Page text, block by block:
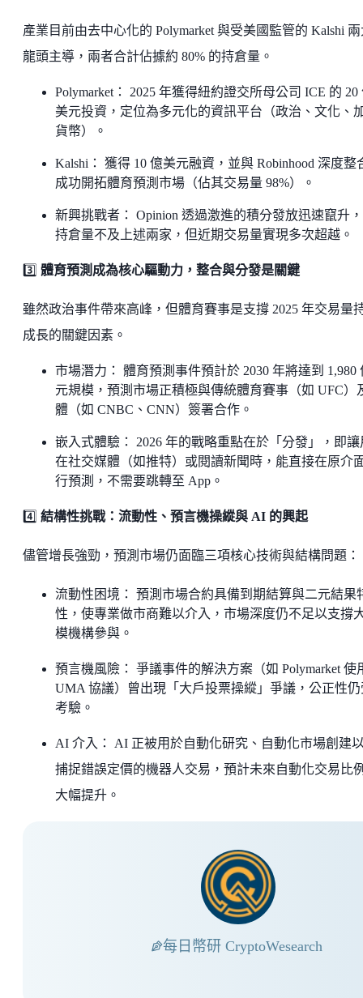
產業目前由去中心化的 Polymarket 與受美國監管的 Kalshi
龍頭主導，兩者合計佔據約 80% 的持倉量。
Polymarket： 2025 年獲得紐約證交所母公司 ICE 的 20
美元投資，定位為多元化的資訊平台（政治、文化、
貨幣）。
Kalshi： 獲得 10 億美元融資，並與 Robinhood 深度整
成功開拓體育預測市場（佔其交易量 98%）。
新興挑戰者： Opinion 透過激進的積分發放迅速竄升
持倉量不及上述兩家，但近期交易量實現多次超越。
3️⃣ 體育預測成為核心驅動力，整合與分發是關鍵
雖然政治事件帶來高峰，但體育賽事是支撐 2025 年交易量
成長的關鍵因素。
市場潛力： 體育預測事件預計於 2030 年將達到 1,980
元規模，預測市場正積極與傳統體育賽事（如 UFC）
體（如 CNBC、CNN）簽署合作。
嵌入式體驗： 2026 年的戰略重點在於「分發」，即讓
在社交媒體（如推特）或閱讀新聞時，能直接在原介
行預測，不需要跳轉至 App。
4️⃣ 結構性挑戰：流動性、預言機操縱與 AI 的興起
儘管增長強勁，預測市場仍面臨三項核心技術與結構問題：
流動性困境： 預測市場合約具備到期結算與二元結果
性，使專業做市商難以介入，市場深度仍不足以支撐
模機構參與。
預言機風險： 爭議事件的解決方案（如 Polymarket 使
UMA 協議）曾出現「大戶投票操縱」爭議，公正性仍
考驗。
AI 介入： AI 正被用於自動化研究、自動化市場創建
捕捉錯誤定價的機器人交易，預計未來自動化交易比
大幅提升。
每日幣研 CryptoWesearch